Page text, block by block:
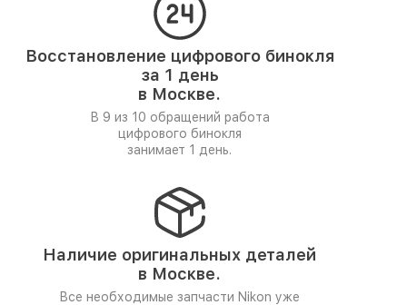
Восстановление цифрового бинокля
за 1 день
в Москве.
В 9 из 10 обращений работа
цифрового бинокля
занимает 1 день.
Наличие оригинальных деталей
в Москве.
Все необходимые запчасти Nikon уже